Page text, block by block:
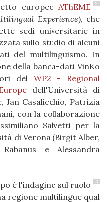
2
europeo AThEME
Experience), che
sedi universitarie in
sullo studio di alcuni
del multilinguismo. In
della banca-dati VinKo
del WP2 - Regional
dell'Università di
Jan Casalicchio, Patrizia
con la collaborazione
Salvetti per la
di Verona (Birgit Alber,
e Alessandra
3
è l'indagine sul ruolo
regione multilingue qual